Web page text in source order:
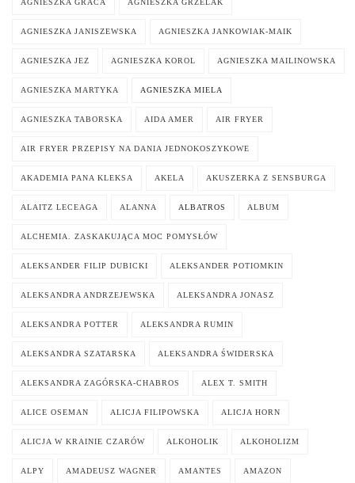
AGNIESZKA JANISZEWSKA AGNIESZKA JANKOWIAK-MAIK
AGNIESZKA JEZ AGNIESZKA KOROL AGNIESZKA MAILINOWSKA
AGNIESZKA MARTYKA AGNIESZKA MIELA
AGNIESZKA TABORSKA AIDA AMER AIR FRYER
AIR FRYER PRZEPISY NA DANIA JEDNOKOSZYKOWE
AKADEMIA PANA KLEKSA AKELA AKUSZERKA Z SENSBURGA
ALAITZ LECEAGA ALANNA ALBATROS ALBUM
ALCHEMIA. ZASKAKUJĄCA MOC POMYSŁÓW
ALEKSANDER FILIP DUBICKI ALEKSANDER POTIOMKIN
ALEKSANDRA ANDRZEJEWSKA ALEKSANDRA JONASZ
ALEKSANDRA POTTER ALEKSANDRA RUMIN
ALEKSANDRA SZATARSKA ALEKSANDRA ŚWIDERSKA
ALEKSANDRA ZAGÓRSKA-CHABROS ALEX T. SMITH
ALICE OSEMAN ALICJA FILIPOWSKA ALICJA HORN
ALICJA W KRAINIE CZARÓW ALKOHOLIK ALKOHOLIZM
ALPY AMADEUSZ WAGNER AMANTES AMAZON